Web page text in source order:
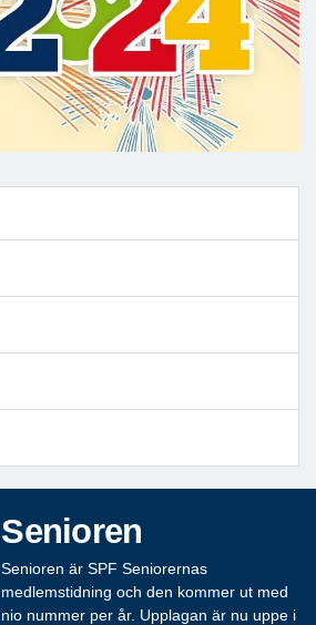
Senioren
Senioren är SPF Seniorernas
medlemstidning och den kommer ut med
nio nummer per år. Upplagan är nu uppe i